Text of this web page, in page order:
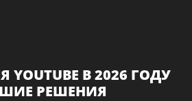
В 2026 ГОДУ
РЕШЕНИЯ